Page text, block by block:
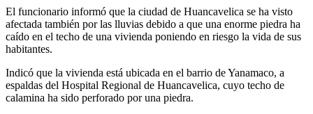
El funcionario informó que la ciudad de Huancavelica se ha visto
afectada también por las lluvias debido a que una enorme piedra ha
caído en el techo de una vivienda poniendo en riesgo la vida de sus
habitantes.
Indicó que la vivienda está ubicada en el barrio de Yanamaco, a
espaldas del Hospital Regional de Huancavelica, cuyo techo de
calamina ha sido perforado por una piedra.